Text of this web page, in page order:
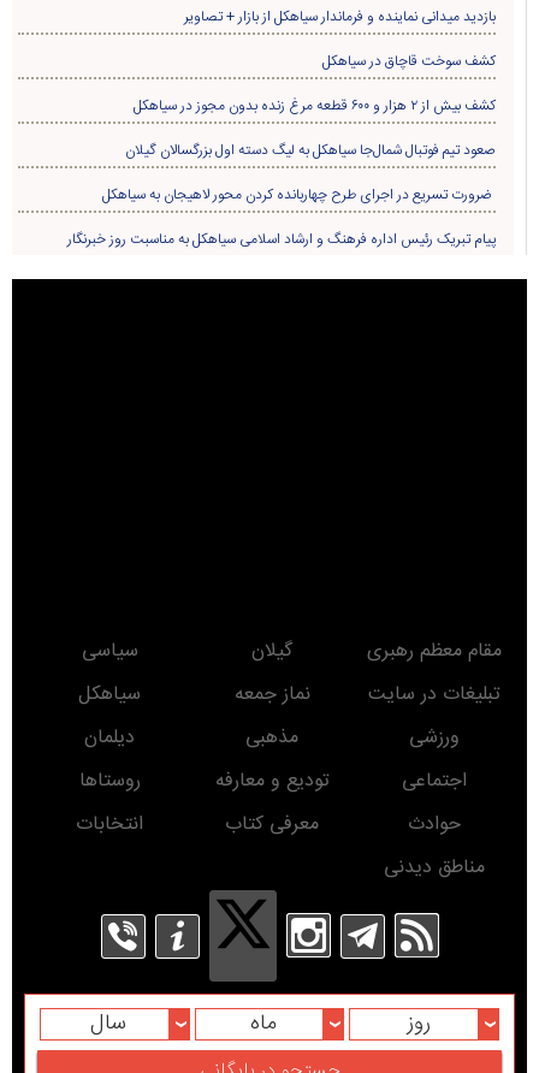
بازدید میدانی نماینده و فرماندار سیاهکل از بازار + تصاویر
کشف سوخت قاچاق در سياهکل
کشف بیش از ۲ هزار و ۶۰۰ قطعه مرغ زنده بدون مجوز در سیاهکل
صعود تیم فوتبال شمال‌جا‌ سیاهکل به لیگ دسته اول بزرگسالان گیلان
ضرورت تسریع در اجرای طرح چهاربانده کردن محور لاهیجان به سیاهکل
پیام تبریک رئیس اداره فرهنگ و ارشاد اسلامی سیاهکل به مناسبت روز خبرنگار
مقام معظم رهبری گیلان
سیاسی
تبلیغات در سایت
نماز جمعه
سیاهکل
ورزشی
مذهبی
دیلمان
اجتماعی
تودیع و معارفه
روستاها
حوادث
معرفی کتاب
انتخابات
مناطق دیدنی
روز ماه سال